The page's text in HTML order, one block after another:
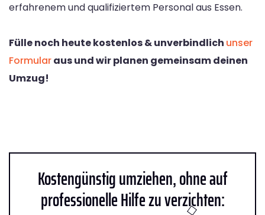
erfahrenem und qualifiziertem Personal aus Essen.
Fülle noch heute kostenlos & unverbindlich unser
Formularaus und wir planen gemeinsam deinen
Umzug!
Kostengünstig umziehen, ohne auf
professionelle Hilfe zu verzichten: